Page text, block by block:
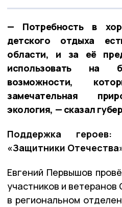
— Потребность в
детского отдыха
области, и за её
использовать на
возможности,
замечательная
экология, — сказал
Поддержка
«Защитники
Евгений Первышов
участников и
в региональном